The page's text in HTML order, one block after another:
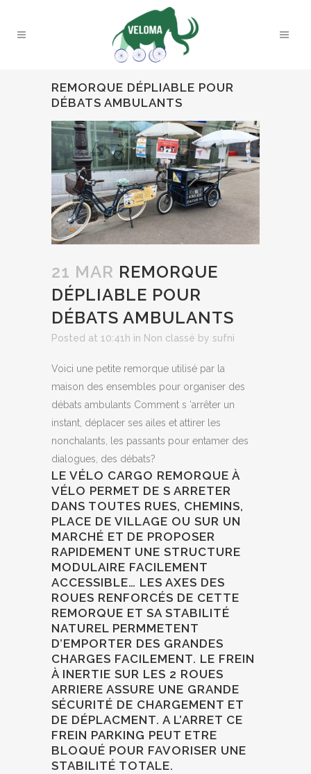
REMORQUE DÉPLIABLE POUR
DÉBATS AMBULANTS
21 MAR REMORQUE
DÉPLIABLE POUR
DÉBATS AMBULANTS
Posted at 10:41h in Non classé by sufni
Voici une petite remorque utilisé par la
maison des ensembles pour organiser des
débats ambulants Comment s ‘arrêter un
instant, déplacer ses ailes et attirer les
nonchalants, les passants pour entamer des
dialogues, des débats?
LE VÉLO CARGO REMORQUE À
VÉLO PERMET DE S ARRETER
DANS TOUTES RUES, CHEMINS,
PLACE DE VILLAGE OU SUR UN
MARCHÉ ET DE PROPOSER
RAPIDEMENT UNE STRUCTURE
MODULAIRE FACILEMENT
ACCESSIBLE… LES AXES DES
ROUES RENFORCÉS DE CETTE
REMORQUE ET SA STABILITÉ
NATUREL PERMMETENT
D’EMPORTER DES GRANDES
CHARGES FACILEMENT. LE FREIN
À INERTIE SUR LES 2 ROUES
ARRIERE ASSURE UNE GRANDE
SÉCURITÉ DE CHARGEMENT ET
DE DÉPLACMENT. A L’ARRET CE
FREIN PARKING PEUT ETRE
BLOQUÉ POUR FAVORISER UNE
STABILITÉ TOTALE.